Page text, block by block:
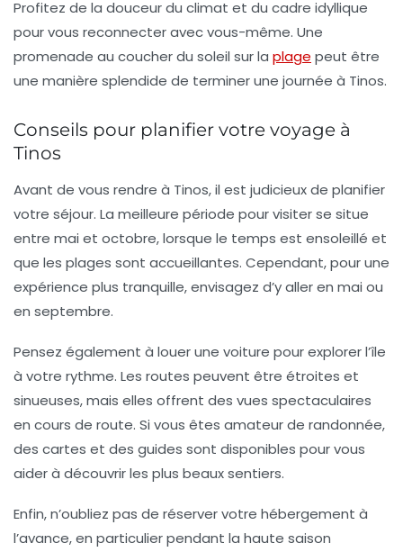
Profitez de la douceur du climat et du cadre idyllique
pour vous reconnecter avec vous-même. Une
promenade au coucher du soleil sur la plage peut être
une manière splendide de terminer une journée à Tinos.
Conseils pour planifier votre voyage à
Tinos
Avant de vous rendre à Tinos, il est judicieux de planifier
votre séjour. La meilleure période pour visiter se situe
entre mai et octobre, lorsque le temps est ensoleillé et
que les plages sont accueillantes. Cependant, pour une
expérience plus tranquille, envisagez d’y aller en mai ou
en septembre.
Pensez également à louer une voiture pour explorer l’île
à votre rythme. Les routes peuvent être étroites et
sinueuses, mais elles offrent des vues spectaculaires
en cours de route. Si vous êtes amateur de randonnée,
des cartes et des guides sont disponibles pour vous
aider à découvrir les plus beaux sentiers.
Enfin, n’oubliez pas de réserver votre hébergement à
l’avance, en particulier pendant la haute saison